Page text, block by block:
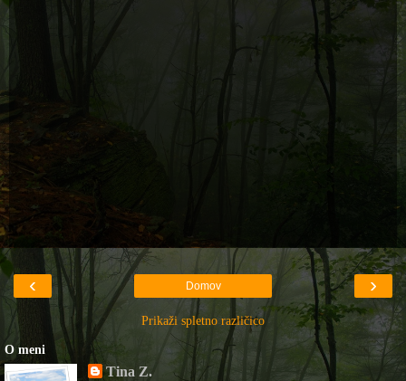
‹ ›
Domov
Prikaži spletno različico
O meni
Tina Z.